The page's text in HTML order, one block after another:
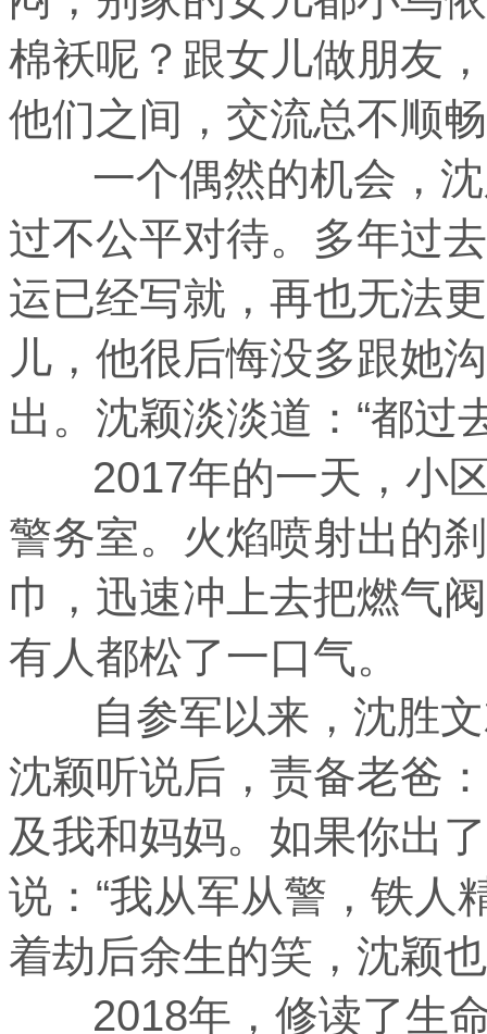
棉袄呢？跟女儿做朋友
他们之间，交流总不顺
一个偶然的机会，沈
过不公平对待。多年过
运已经写就，再也无法
儿，他很后悔没多跟她
出。沈颖淡淡道：“都过
2017年的一天，小区
警务室。火焰喷射出的
巾，迅速冲上去把燃气
有人都松了一口气。
自参军以来，沈胜文
沈颖听说后，责备老爸
及我和妈妈。如果你出
说：“我从军从警，铁人
着劫后余生的笑，沈颖
2018年，修读了生命